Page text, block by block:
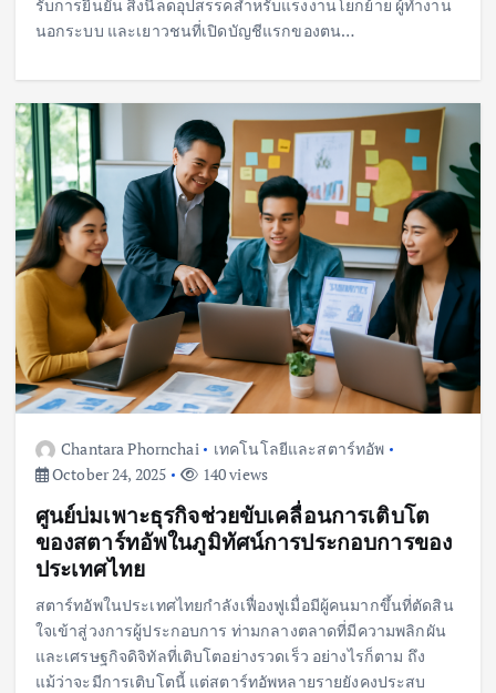
รับการยืนยัน สิ่งนี้ลดอุปสรรคสำหรับแรงงานโยกย้าย ผู้ทำงาน
นอกระบบ และเยาวชนที่เปิดบัญชีแรกของตน…
Chantara Phornchai
เทคโนโลยีและสตาร์ทอัพ
October 24, 2025
140 views
ศูนย์บ่มเพาะธุรกิจช่วยขับเคลื่อนการเติบโต
ของสตาร์ทอัพในภูมิทัศน์การประกอบการของ
ประเทศไทย
สตาร์ทอัพในประเทศไทยกำลังเฟื่องฟูเมื่อมีผู้คนมากขึ้นที่ตัดสิน
ใจเข้าสู่วงการผู้ประกอบการ ท่ามกลางตลาดที่มีความพลิกผัน
และเศรษฐกิจดิจิทัลที่เติบโตอย่างรวดเร็ว อย่างไรก็ตาม ถึง
แม้ว่าจะมีการเติบโตนี้ แต่สตาร์ทอัพหลายรายยังคงประสบ